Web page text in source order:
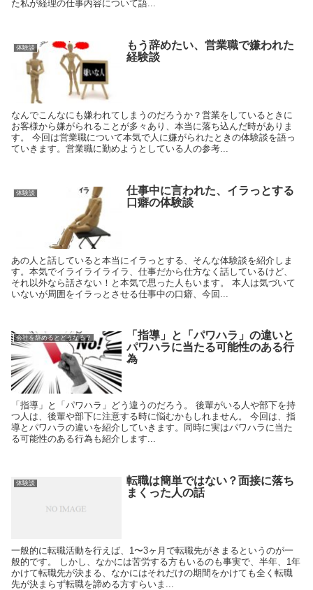
た私が経理の仕事内容について語...
体験談
もう辞めたい、営業職で嫌われた
経験談
なんでこんなにも嫌われてしまうのだろうか？営業をしているときに
お客様から嫌がられることが多々あり、本当に落ち込んだ時がありま
す。 今回は営業職について本気で人に嫌がられたときの体験談を語っ
ていきます。営業職に勤めようとしている人の参考...
体験談
仕事中に言われた、イラっとする
口癖の体験談
あの人と話していると本当にイラっとする、そんな体験談を紹介しま
す。本気でイライライライラ、仕事だから仕方なく話しているけど、
それ以外なら話さない！と本気で思った人もいます。 本人は気づいて
いないが周囲をイラっとさせる仕事中の口癖、今回...
会社を辞めるとどうなる？
「指導」と「パワハラ」の違いと
パワハラに当たる可能性のある行
為
「指導」と「パワハラ」どう違うのだろう。 後輩がいる人や部下を持
つ人は、後輩や部下に注意する時に悩むかもしれません。 今回は、指
導とパワハラの違いを紹介していきます。同時に実はパワハラに当た
る可能性のある行為も紹介します...
体験談
転職は簡単ではない？面接に落ち
まくった人の話
一般的に転職活動を行えば、1〜3ヶ月で転職先がきまるというのが一
般的です。 しかし、なかには苦労する方もいるのも事実で、半年、1年
かけて転職先が決まる、なかにはそれだけの期間をかけても全く転職
先が決まらず転職を諦める方すらいま...